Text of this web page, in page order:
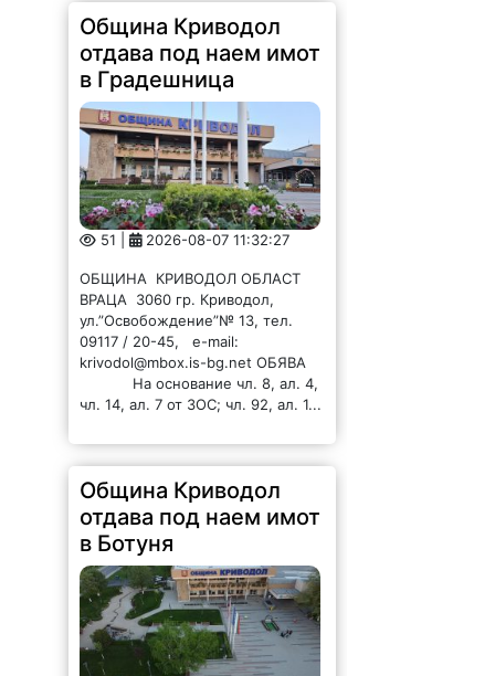
Община Криводол
отдава под наем имот
в Градешница
51 | 2026-08-07 11:32:27
ВРАЦА 3060 гр. Криводол,
ул.”Освобождение”№ 13, тел.
09117 / 20-45, e-mail:
krivodol@mbox.is-bg.net ОБЯВА
На основание чл. 8, ал. 4,
чл. 14, ал. 7 от ЗОС; чл. 92, ал. 1...
Община Криводол
отдава под наем имот
в Ботуня